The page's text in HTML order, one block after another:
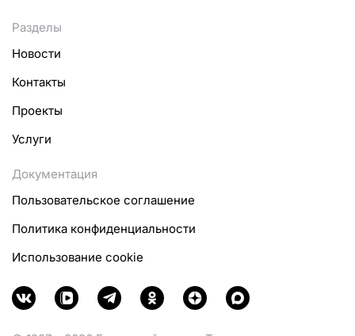
Разделы
Новости
Контакты
Проекты
Услуги
Документация
Пользовательское соглашение
Политика конфиденциальности
Использование cookie